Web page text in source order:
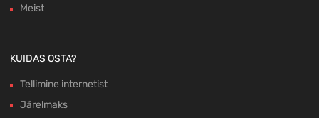
Meist
KUIDAS OSTA?
Tellimine internetist
Järelmaks